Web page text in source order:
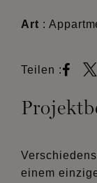
Art :
Teilen :
einem